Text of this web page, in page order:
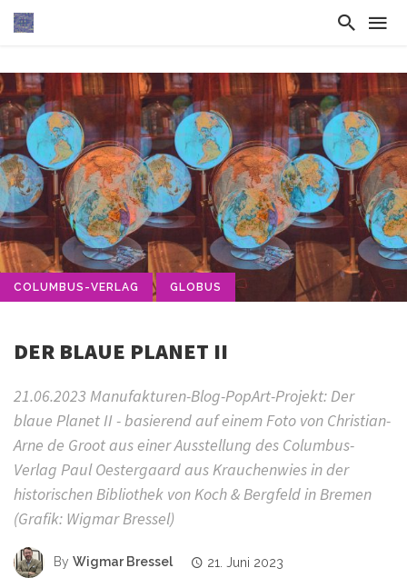
COLUMBUS-VERLAG GLOBUS
DER BLAUE PLANET II
21.06.2023 Manufakturen-Blog-PopArt-Projekt: Der
blaue Planet II - basierend auf einem Foto von Christian-
Arne de Groot aus einer Ausstellung des Columbus-
Verlag Paul Oestergaard aus Krauchenwies in der
historischen Bibliothek von Koch & Bergfeld in Bremen
(Grafik: Wigmar Bressel)
By Wigmar Bressel 21. Juni 2023